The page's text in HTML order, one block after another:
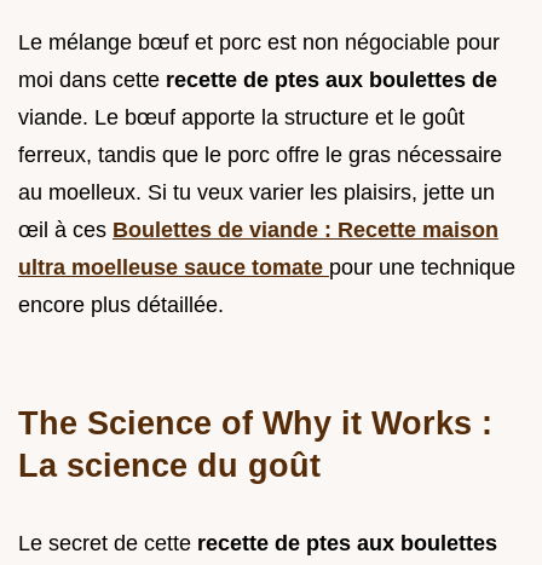
Le mélange bœuf et porc est non négociable pour
moi dans cette recette de ptes aux boulettes de
viande. Le bœuf apporte la structure et le goût
ferreux, tandis que le porc offre le gras nécessaire
au moelleux. Si tu veux varier les plaisirs, jette un
œil à ces Boulettes de viande : Recette maison
ultra moelleuse sauce tomate pour une technique
encore plus détaillée.
The Science of Why it Works :
La science du goût
Le secret de cette recette de ptes aux boulettes